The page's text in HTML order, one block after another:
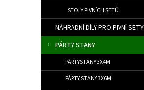
STOLY PIVNÍCH SETŮ
NÁHRADNÍ DÍLY PRO PIVNÍ SETY
PÁRTY STANY
PÁRTYSTANY 3X4M
PÁRTY STANY 3X6M